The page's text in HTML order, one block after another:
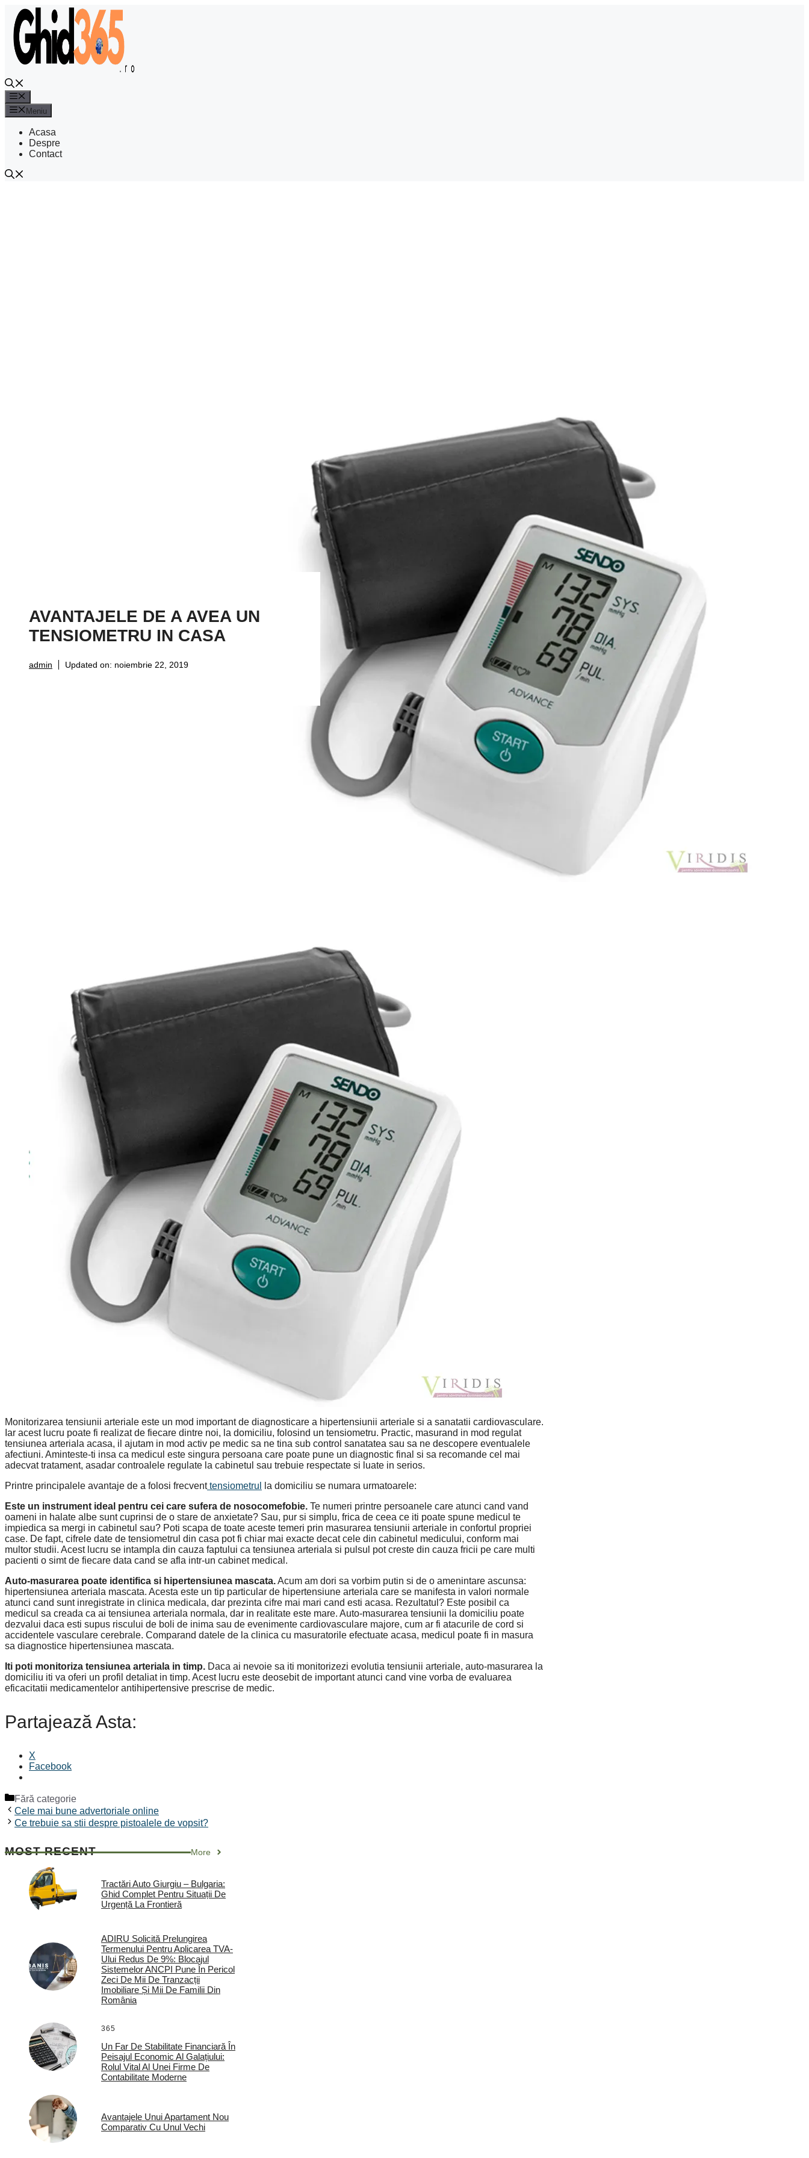
Sari
conținut
Meniu
Acasa
Despre
Contact
AVANTAJELE DE A AVEA UN
TENSIOMETRU IN CASA
admin Updated on: noiembrie 22, 2019
Monitorizarea tensiunii arteriale este un mod important de diagnosticare a hipertensiunii arteriale si a sanatatii cardiovasculare.
Iar acest lucru poate fi realizat de fiecare dintre noi, la domiciliu, folosind un tensiometru. Practic, masurand in mod regulat
tensiunea arteriala acasa, il ajutam in mod activ pe medic sa ne tina sub control sanatatea sau sa ne descopere eventualele
afectiuni. Aminteste-ti insa ca medicul este singura persoana care poate pune un diagnostic final si sa recomande cel mai
adecvat tratament, asadar controalele regulate la cabinetul sau trebuie respectate si luate in serios.
Printre principalele avantaje de a folosi frecventtensiometrul
la domiciliu se numara urmatoarele:
Este un instrument ideal pentru cei care sufera de nosocomefobie. Te numeri printre persoanele care atunci cand vand
oameni in halate albe sunt cuprinsi de o stare de anxietate? Sau, pur si simplu, frica de ceea ce iti poate spune medicul te
impiedica sa mergi in cabinetul sau? Poti scapa de toate aceste temeri prin masurarea tensiunii arteriale in confortul propriei
case. De fapt, cifrele date de tensiometrul din casa pot fi chiar mai exacte decat cele din cabinetul medicului, conform mai
multor studii. Acest lucru se intampla din cauza faptului ca tensiunea arteriala si pulsul pot creste din cauza fricii pe care multi
pacienti o simt de fiecare data cand se afla intr-un cabinet medical.
Auto-masurarea poate identifica si hipertensiunea mascata.Acum am dori sa vorbim putin si de o amenintare ascunsa:
hipertensiunea arteriala mascata. Acesta este un tip particular de hipertensiune arteriala care se manifesta in valori normale
atunci cand sunt inregistrate in clinica medicala, dar prezinta cifre mai mari cand esti acasa. Rezultatul? Este posibil ca
medicul sa creada ca ai tensiunea arteriala normala, dar in realitate este mare. Auto-masurarea tensiunii la domiciliu poate
dezvalui daca esti supus riscului de boli de inima sau de evenimente cardiovasculare majore, cum ar fi atacurile de cord si
accidentele vasculare cerebrale. Comparand datele de la clinica cu masuratorile efectuate acasa, medicul poate fi in masura
sa diagnostice hipertensiunea mascata.
Iti poti monitoriza tensiunea arteriala in timp. Daca ai nevoie sa iti monitorizezi evolutia tensiunii arteriale, auto-masurarea la
domiciliu iti va oferi un profil detaliat in timp. Acest lucru este deosebit de important atunci cand vine vorba de evaluarea
eficacitatii medicamentelor antihipertensive prescrise de medic.
Partajează Asta:
X
Facebook
Categorii
Fără categorie
Cele mai bune advertoriale online
Ce trebuie sa stii despre pistoalele de vopsit?
MOST RECENT More
Tractări Auto Giurgiu – Bulgaria:
Ghid Complet Pentru Situații De
Urgență La Frontieră
ADIRU Solicită Prelungirea
Termenului Pentru Aplicarea TVA-
Ului Redus De 9%: Blocajul
Sistemelor ANCPI Pune În Pericol
Zeci De Mii De Tranzacții
Imobiliare Și Mii De Familii Din
România
365
Un Far De Stabilitate Financiară În
Peisajul Economic Al Galațiului:
Rolul Vital Al Unei Firme De
Contabilitate Moderne
Avantajele Unui Apartament Nou
Comparativ Cu Unul Vechi